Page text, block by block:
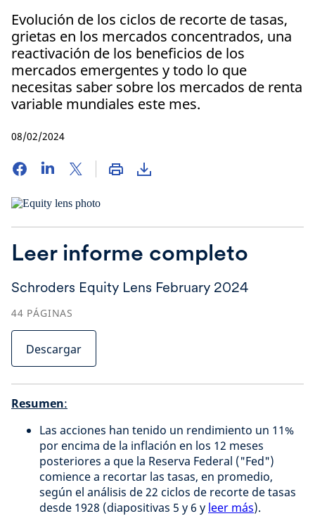
Evolución de los ciclos de recorte de tasas,
grietas en los mercados concentrados, una
reactivación de los beneficios de los
mercados emergentes y todo lo que
necesitas saber sobre los mercados de renta
variable mundiales este mes.
08/02/2024
Leer informe completo
Schroders Equity Lens February 2024
44 PÁGINAS
Descargar
Resumen:
Las acciones han tenido un rendimiento un 11%
por encima de la inflación en los 12 meses
posteriores a que la Reserva Federal ("Fed")
comience a recortar las tasas, en promedio,
según el análisis de 22 ciclos de recorte de tasas
desde 1928 (diapositivas 5 y 6 y leer más).